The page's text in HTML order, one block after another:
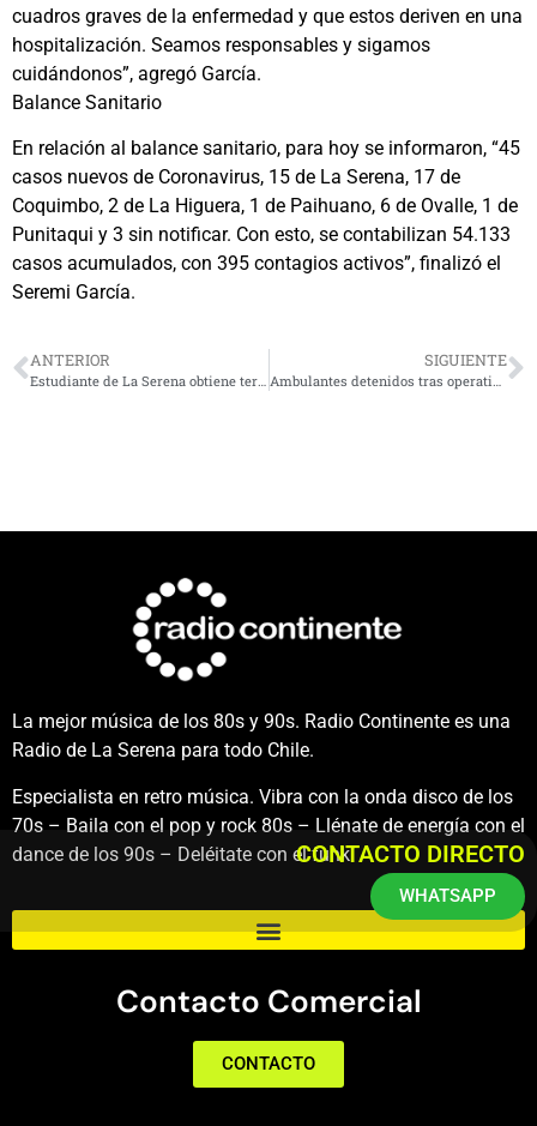
cuadros graves de la enfermedad y que estos deriven en una
hospitalización. Seamos responsables y sigamos
cuidándonos”, agregó García.
Balance Sanitario
En relación al balance sanitario, para hoy se informaron, “45
casos nuevos de Coronavirus, 15 de La Serena, 17 de
Coquimbo, 2 de La Higuera, 1 de Paihuano, 6 de Ovalle, 1 de
Punitaqui y 3 sin notificar. Con esto, se contabilizan 54.133
casos acumulados, con 395 contagios activos”, finalizó el
Seremi García.
ANTERIOR SIGUIENTE
La mejor música de los 80s y 90s. Radio Continente es una
Radio de La Serena para todo Chile.
Especialista en retro música. Vibra con la onda disco de los
70s – Baila con el pop y rock 80s – Llénate de energía con el
dance de los 90s – Deléitate con el funk.
Contacto Comercial
CONTACTO
CONTACTO DIRECTO
WHATSAPP